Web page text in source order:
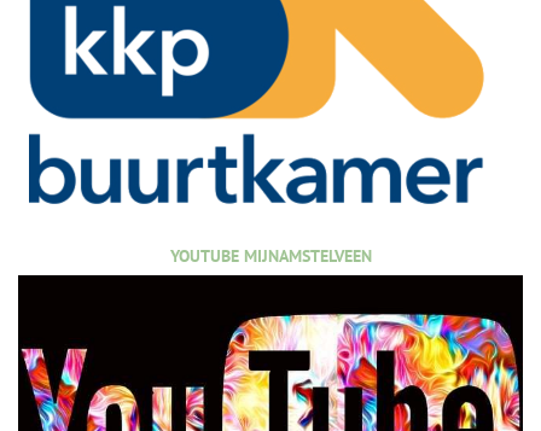
YOUTUBE MIJNAMSTELVEEN